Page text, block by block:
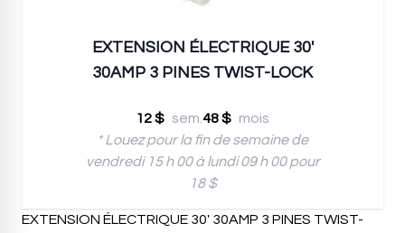
EXTENSION ÉLECTRIQUE 30'
30AMP 3 PINES TWIST-LOCK
12 $ sem. 48 $ mois
* Louez pour la fin de semaine de
vendredi 15 h 00 à lundi 09 h 00 pour
18 $
EXTENSION ÉLECTRIQUE 30' 30AMP 3 PINES TWIST-